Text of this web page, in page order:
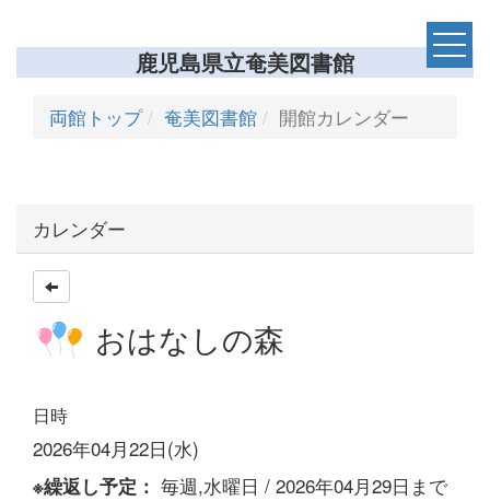
鹿児島県立奄美図書館
両館トップ 奄美図書館 開館カレンダー
カレンダー
おはなしの森
日時
2026年04月22日(水)
※繰返し予定： 毎週,水曜日 / 2026年04月29日まで